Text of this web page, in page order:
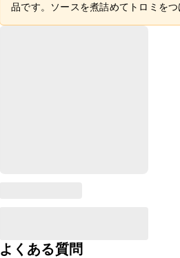
品です。ソースを煮詰めてトロミを
よくある質問